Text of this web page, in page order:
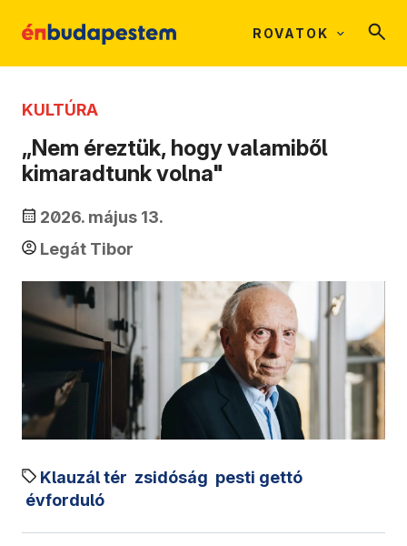
ROVATOK
KULTÚRA
„Nem éreztük, hogy valamiből
kimaradtunk volna"
2026. május 13.
Legát Tibor
Klauzál tér zsidóság pesti gettó
évforduló